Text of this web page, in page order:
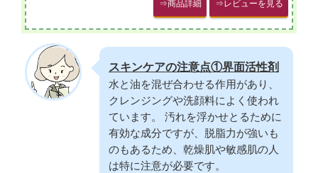
⇒商品詳細 ⇒レビューを見る
スキンケアの注意点①界面活性剤
水と油を混ぜ合わせる作用があり、
クレンジングや洗顔料によく使われ
ています。 汚れを浮かせとるために
有効な成分ですが、脱脂力が強いも
のもあるため、乾燥肌や敏感肌の人
は特に注意が必要です。